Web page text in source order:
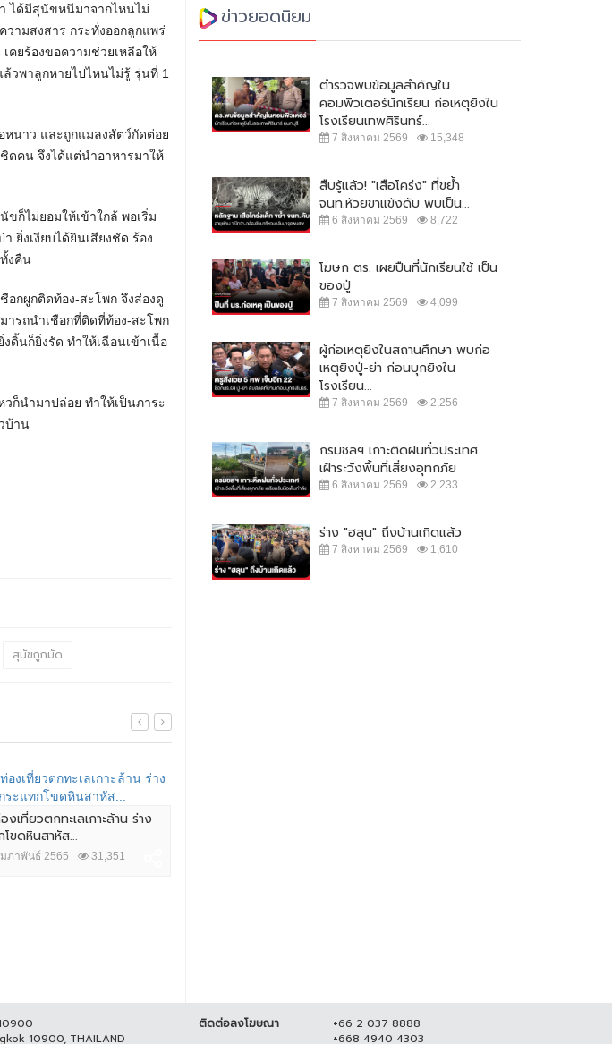
ได้มีสุนัขหนีมาจากไหนไม่
ามสงสาร กระทั่งออกลูกแพร่
คยร้องขอความช่วยเหลือให้
วพาลูกหายไปไหนไม่รู้ รุ่นที่ 1
หนาว และถูกแมลงสัตว์กัดต่อย
ดคน จึงได้แต่นำอาหารมาให้
ก็ไม่ยอมให้เข้าใกล้ พอเริ่ม
ยิ่งเงียบได้ยินเสียงชัด ร้อง
งคืน
อกผูกติดท้อง-สะโพก จึงส่องดู
ารถนำเชือกที่ติดที่ท้อง-สะโพก
ดิ้นก็ยิ่งรัด ทำให้เฉือนเข้าเนื้อ
วก็นำมาปล่อย ทำให้เป็นภาระ
บ้าน
สุนัขถูกมัด
เที่ยวตกทะเลเกาะล้าน ร่าง
โขดหินสาหัส...
ภาพันธ์ 2565 31,351
ข่าวยอดนิยม
ตำรวจพบข้อมูลสำคัญใน
คอมพิวเตอร์นักเรียน ก่อเหตุยิงใน
โรงเรียนเทพศิรินทร์...
7 สิงหาคม 2569 15,348
สืบรู้แล้ว! "เสือโคร่ง" ที่ขย้ำ
จนท.ห้วยขาแข้งดับ พบเป็น...
6 สิงหาคม 2569 8,722
โฆษก ตร. เผยปืนที่นักเรียนใช้ เป็น
ของปู่
7 สิงหาคม 2569 4,099
ผู้ก่อเหตุยิงในสถานศึกษา พบก่อ
เหตุยิงปู่-ย่า ก่อนบุกยิงใน
โรงเรียน...
7 สิงหาคม 2569 2,256
กรมชลฯ เกาะติดฝนทั่วประเทศ
เฝ้าระวังพื้นที่เสี่ยงอุทกภัย
6 สิงหาคม 2569 2,233
ร่าง "ฮลุน" ถึงบ้านเกิดแล้ว
7 สิงหาคม 2569 1,610
10900, THAILAND
ติดต่อลงโฆษณา
+66 2 037 8888
+668 4940 4303